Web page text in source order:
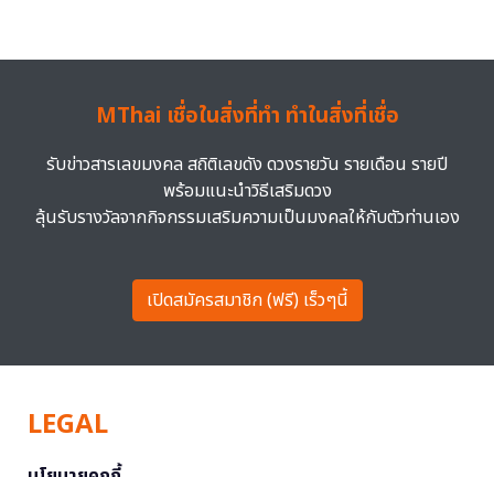
MThai เชื่อในสิ่งที่ทำ ทำในสิ่งที่เชื่อ
รับข่าวสารเลขมงคล สถิติเลขดัง ดวงรายวัน รายเดือน รายปี
พร้อมแนะนำวิธีเสริมดวง
ลุ้นรับรางวัลจากกิจกรรมเสริมความเป็นมงคลให้กับตัวท่านเอง
เปิดสมัครสมาชิก (ฟรี) เร็วๆนี้
LEGAL